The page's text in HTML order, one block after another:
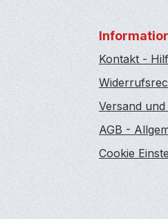
Kontakt -
Versand
AGB -
Cookie